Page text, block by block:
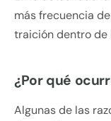
más frecuencia
traición dentro de
¿Por qué
Algunas de las